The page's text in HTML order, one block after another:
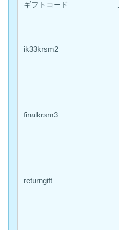
ギフトコード
ik33krsm2
finalkrsm3
returngift